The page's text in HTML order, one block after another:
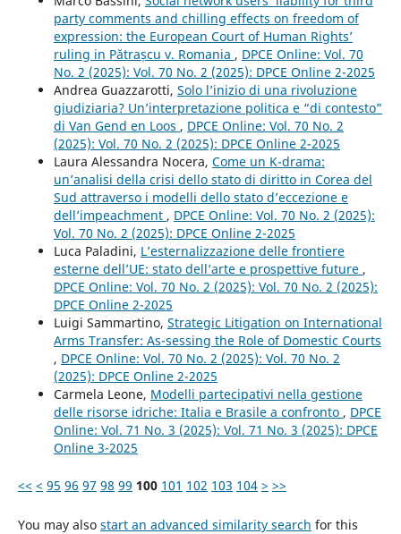
party comments and chilling effects on freedom of
expression: the European Court of Human Rights’
ruling in Pătrașcu v. Romania , DPCE Online: Vol. 70
No. 2 (2025): Vol. 70 No. 2 (2025): DPCE Online 2-2025
Andrea Guazzarotti, Solo l’inizio di una rivoluzione
giudiziaria? Un’interpretazione politica e “di contesto”
di Van Gend en Loos , DPCE Online: Vol. 70 No. 2
(2025): Vol. 70 No. 2 (2025): DPCE Online 2-2025
Laura Alessandra Nocera, Come un K-drama:
un’analisi della crisi dello stato di diritto in Corea del
Sud attraverso i modelli dello stato d’eccezione e
dell’impeachment , DPCE Online: Vol. 70 No. 2 (2025):
Vol. 70 No. 2 (2025): DPCE Online 2-2025
Luca Paladini, L’esternalizzazione delle frontiere
esterne dell’UE: stato dell’arte e prospettive future ,
DPCE Online: Vol. 70 No. 2 (2025): Vol. 70 No. 2 (2025):
DPCE Online 2-2025
Luigi Sammartino, Strategic Litigation on International
Arms Transfer: As-sessing the Role of Domestic Courts
, DPCE Online: Vol. 70 No. 2 (2025): Vol. 70 No. 2
(2025): DPCE Online 2-2025
Carmela Leone, Modelli partecipativi nella gestione
delle risorse idriche: Italia e Brasile a confronto , DPCE
Online: Vol. 71 No. 3 (2025): Vol. 71 No. 3 (2025): DPCE
Online 3-2025
<< < 95 96 97 98 99 100 101 102 103 104 > >>
You may also start an advanced similarity search for this